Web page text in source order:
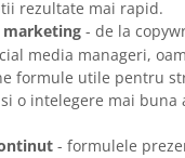
rezultate mai rapid.
marketing - de la
media manageri,
formule utile pentru
o intelegere mai buna
- formulele